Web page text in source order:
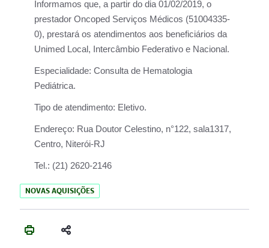
Informamos que, a partir do dia 01/02/2019, o
prestador Oncoped Serviços Médicos (51004335-
0), prestará os atendimentos aos beneficiários da
Unimed Local, Intercâmbio Federativo e Nacional.
Especialidade: Consulta de Hematologia
Pediátrica.
Tipo de atendimento: Eletivo.
Endereço: Rua Doutor Celestino, n°122, sala1317,
Centro, Niterói-RJ
Tel.: (21) 2620-2146
NOVAS AQUISIÇÕES